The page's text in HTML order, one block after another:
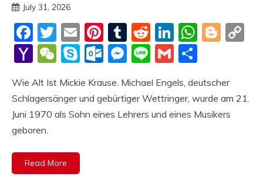
July 31, 2026
Facebook
Twitter
EmailPinterest
Tumblr
Reddit
LinkedIn
Yahoo
WeChat
SkypeOutlook.com
Messenger
LineGmail
Wie Alt Ist Mickie Krause. Michael Engels, deutscher
Schlagersänger und gebürtiger Wettringer, wurde am 21.
Juni 1970 als Sohn eines Lehrers und eines Musikers
geboren.
Read More